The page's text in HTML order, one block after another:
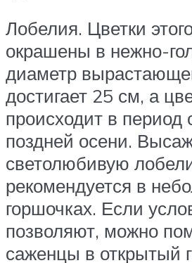
Лобелия. Цветки
окрашены в нежно-
диаметр
достигает 25 см, а
происходит в период
поздней осени.
светолюбивую
рекомендуется в
горшочках. Если
позволяют, можно
саженцы в открытый